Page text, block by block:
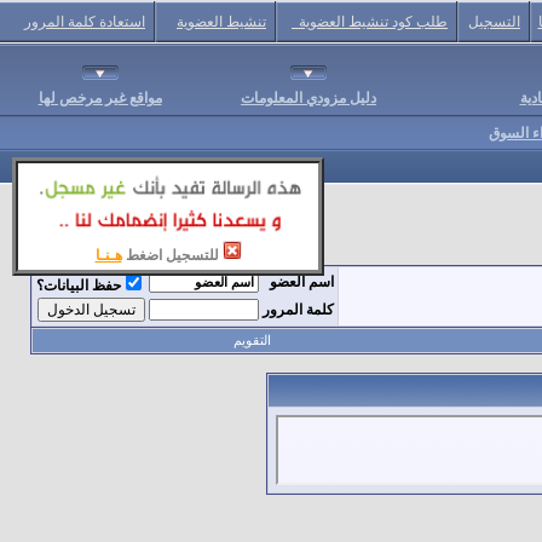
للتسجيل اضغط هـنـا
التسجيل طلب كود تنشيط العضوية تنشيط العضوية استعادة كلمة المرور
دليل مزودي المعلومات مواقع غير مرخص لها
السوق
اسم العضو
حفظ البيانات؟
كلمة المرور
التقويم